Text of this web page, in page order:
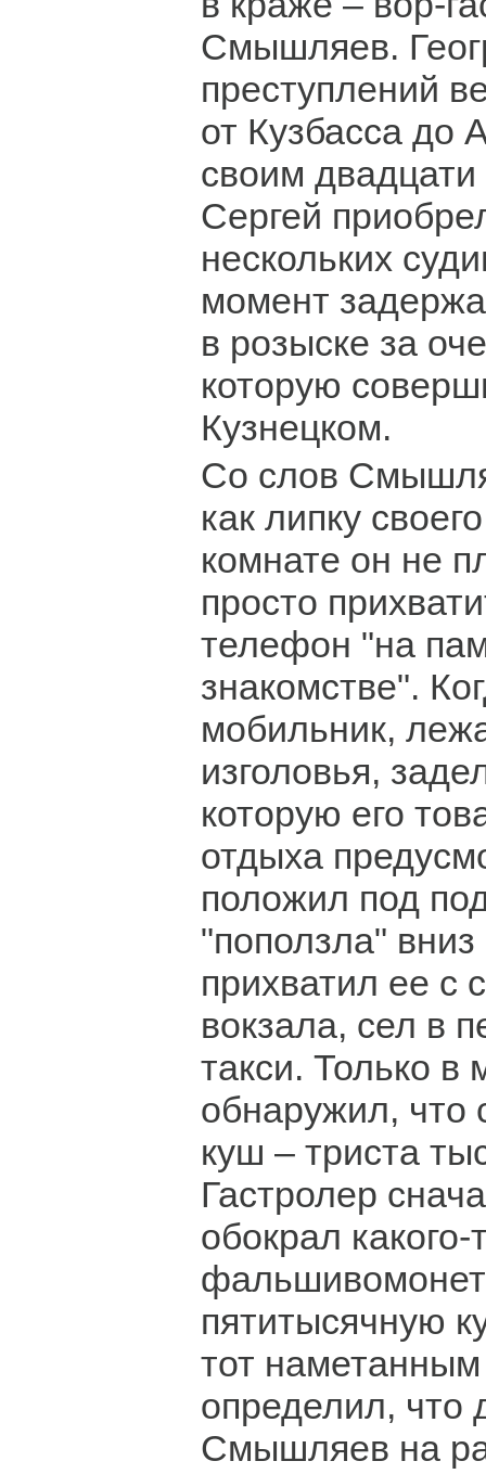
Смышляев.
преступлений
от Кузбасса до
своим
Сергей
нескольких
момент
в розыске за
которую
Кузнецком.
Со слов
как липку
комнате он не
просто
телефон "на
знакомстве".
мобильник,
изголовья,
которую его
отдыха
положил под
"поползла"
прихватил ее с
вокзала, сел в
такси. Только
обнаружил, что
куш – триста
Гастролер
обокрал какого-
пятитысячную
тот наметанным
определил, что
Смышляев на